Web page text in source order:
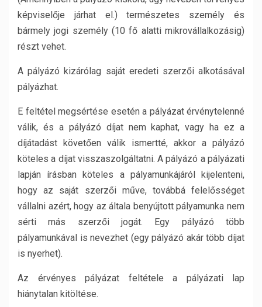
képviselője járhat el.) természetes személy és
bármely jogi személy (10 fő alatti mikrovállalkozásig)
részt vehet.
A pályázó kizárólag saját eredeti szerzői alkotásával
pályázhat.
E feltétel megsértése esetén a pályázat érvénytelenné
válik, és a pályázó díjat nem kaphat, vagy ha ez a
díjátadást követően válik ismertté, akkor a pályázó
köteles a díjat visszaszolgáltatni. A pályázó a pályázati
lapján írásban köteles a pályamunkájáról kijelenteni,
hogy az saját szerzői műve, továbbá felelősséget
vállalni azért, hogy az általa benyújtott pályamunka nem
sérti más szerzői jogát. Egy pályázó több
pályamunkával is nevezhet (egy pályázó akár több díjat
is nyerhet).
Az érvényes pályázat feltétele a pályázati lap
hiánytalan kitöltése.